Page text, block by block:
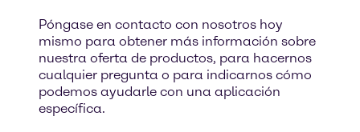
Póngase en contacto con nosotros hoy
mismo para obtener más información sobre
nuestra oferta de productos, para hacernos
cualquier pregunta o para indicarnos cómo
podemos ayudarle con una aplicación
específica.